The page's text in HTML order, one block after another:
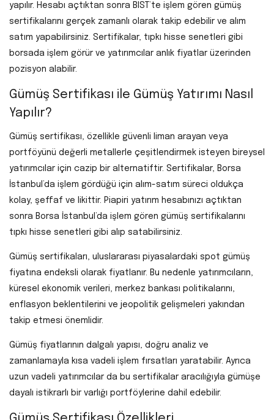
yapılır. Hesabı açtıktan sonra BIST’te işlem gören gümüş
sertifikalarını gerçek zamanlı olarak takip edebilir ve alım
satım yapabilirsiniz. Sertifikalar, tıpkı hisse senetleri gibi
borsada işlem görür ve yatırımcılar anlık fiyatlar üzerinden
pozisyon alabilir.
Gümüş Sertifikası ile Gümüş Yatırımı Nasıl
Yapılır?
Gümüş sertifikası, özellikle güvenli liman arayan veya
portföyünü değerli metallerle çeşitlendirmek isteyen bireysel
yatırımcılar için cazip bir alternatiftir. Sertifikalar, Borsa
İstanbul’da işlem gördüğü için alım-satım süreci oldukça
kolay, şeffaf ve likittir. Piapiri yatırım hesabınızı açtıktan
sonra Borsa İstanbul’da işlem gören gümüş sertifikalarını
tıpkı hisse senetleri gibi alıp satabilirsiniz.
Gümüş sertifikaları, uluslararası piyasalardaki spot gümüş
fiyatına endeksli olarak fiyatlanır. Bu nedenle yatırımcıların,
küresel ekonomik verileri, merkez bankası politikalarını,
enflasyon beklentilerini ve jeopolitik gelişmeleri yakından
takip etmesi önemlidir.
Gümüş fiyatlarının dalgalı yapısı, doğru analiz ve
zamanlamayla kısa vadeli işlem fırsatları yaratabilir. Ayrıca
uzun vadeli yatırımcılar da bu sertifikalar aracılığıyla gümüşe
dayalı istikrarlı bir varlığı portföylerine dahil edebilir.